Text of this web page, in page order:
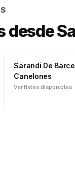
desde
Sarandi De
Canelones
Ver fletes disponibles